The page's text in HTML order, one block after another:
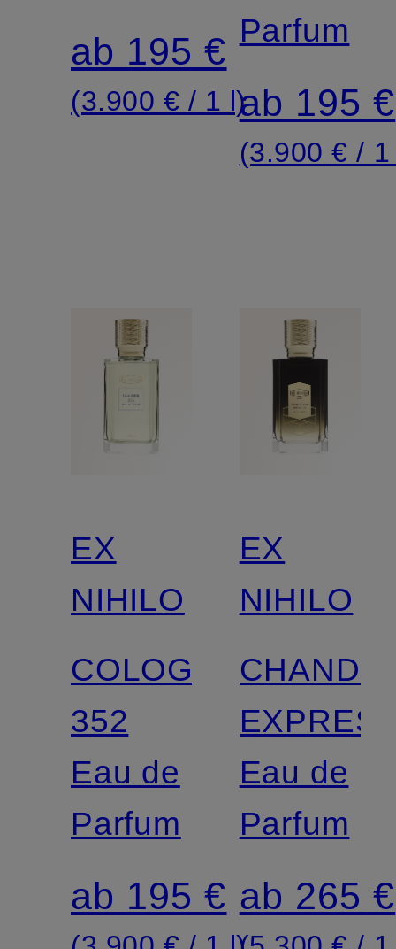
ab 195 €
(3.900 € / 1 l)
Parfum
ab 195 €
(3.900 € /
EX
NIHILO
COLOGNE
352
Eau de
Parfum
ab 195 €
EX
NIHILO
Eau de
Parfum
ab 265 €